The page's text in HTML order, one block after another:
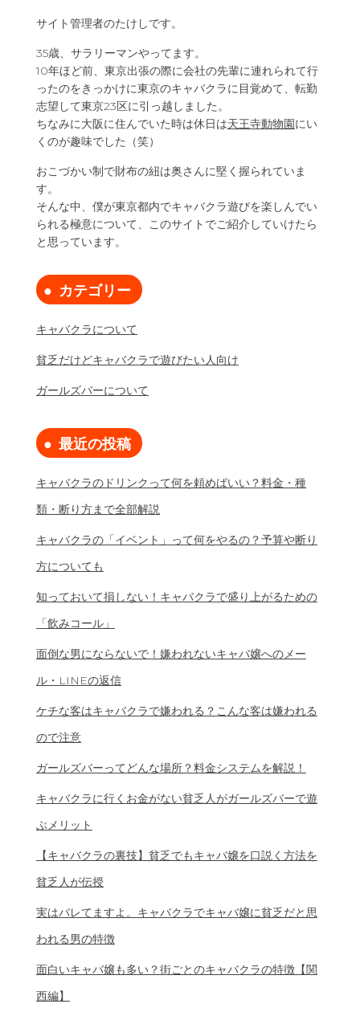
サイト管理者のたけしです。
35歳、サラリーマンやってます。
10年ほど前、東京出張の際に会社の先輩に連れられて行
ったのをきっかけに東京のキャバクラに目覚めて、転勤
志望して東京23区に引っ越しました。
ちなみに大阪に住んでいた時は休日は天王寺動物園にい
くのが趣味でした（笑）
おこづかい制で財布の紐は奥さんに堅く握られていま
す。
そんな中、僕が東京都内でキャバクラ遊びを楽しんでい
られる極意について、このサイトでご紹介していけたら
と思っています。
カテゴリー
キャバクラについて
貧乏だけどキャバクラで遊びたい人向け
ガールズバーについて
最近の投稿
キャバクラのドリンクって何を頼めばいい？料金・種
類・断り方まで全部解説
キャバクラの「イベント」って何をやるの？予算や断り
方についても
知っておいて損しない！キャバクラで盛り上がるための
「飲みコール」
面倒な男にならないで！嫌われないキャバ嬢へのメー
ル・LINEの返信
ケチな客はキャバクラで嫌われる？こんな客は嫌われる
ので注意
ガールズバーってどんな場所？料金システムを解説！
キャバクラに行くお金がない貧乏人がガールズバーで遊
ぶメリット
【キャバクラの裏技】貧乏でもキャバ嬢を口説く方法を
貧乏人が伝授
実はバレてますよ。キャバクラでキャバ嬢に貧乏だと思
われる男の特徴
面白いキャバ嬢も多い？街ごとのキャバクラの特徴【関
西編】